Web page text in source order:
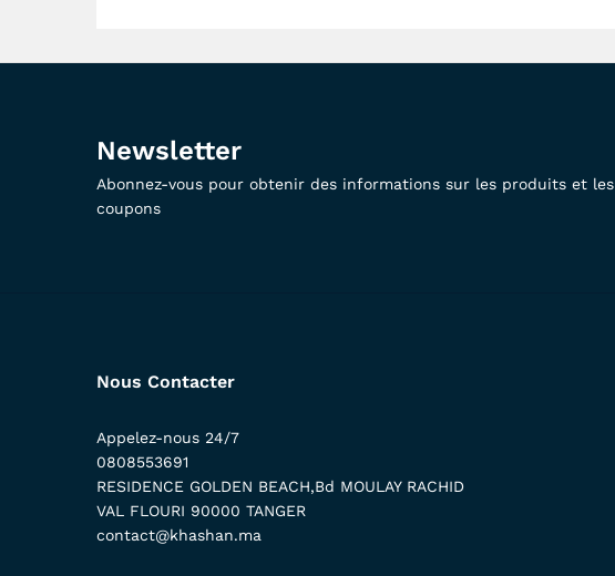
Newsletter
Abonnez-vous pour obtenir des informations sur les produits et les
coupons
Nous Contacter
Appelez-nous 24/7
0808553691
RESIDENCE GOLDEN BEACH,Bd MOULAY RACHID
VAL FLOURI 90000 TANGER
contact@khashan.ma